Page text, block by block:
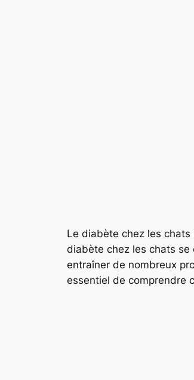
Le diabète chez les
diabète chez les chats se
entraîner de nombreux
essentiel de comprendre